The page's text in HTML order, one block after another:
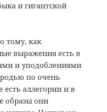
и гигантской
тому, как
выражения есть в
и уподоблениями
по очень
аллегории и в
образы они